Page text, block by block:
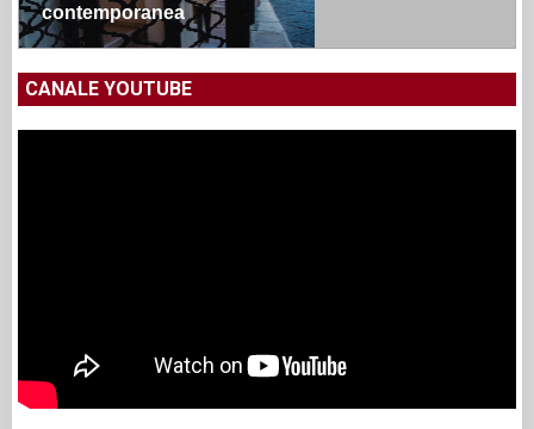
contemporanea
CANALE YOUTUBE